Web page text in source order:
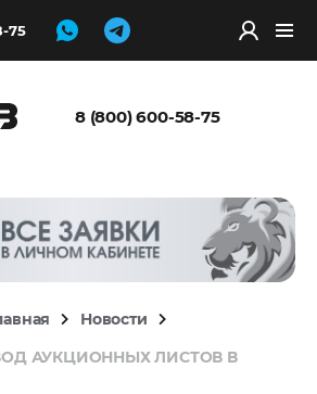
75
8 (800) 600-58-75
Новости
АУКЦИОННЫХ ЛИСТОВ В